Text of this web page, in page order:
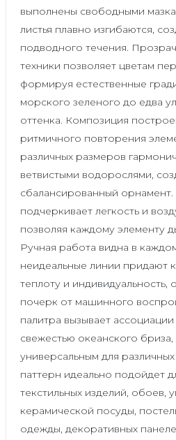
выполнены свободными
листья плавно изгибаются,
подводного течения.
техники позволяет цветам
формируя естественные
морского зеленого до едва
оттенка. Композиция
ритмичного повторения
различных размеров
ветвистыми водорослями,
сбалансированный
подчеркивает легкость и
позволяя каждому элементу
Ручная работа видна в
неидеальные линии придают
теплоту и
почерк от машинного
палитра вызывает
свежестью океанского бриза,
универсальным для
паттерн идеально подойдет
текстильных изделий, обоев,
керамической посуды,
одежды, декоративных